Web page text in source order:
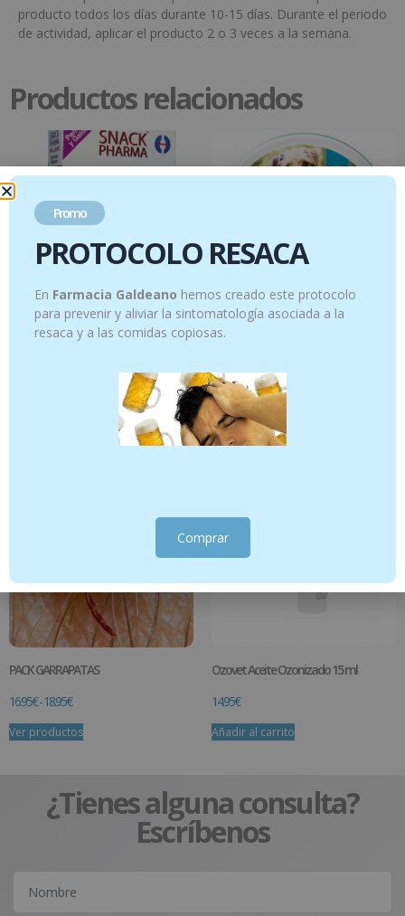
producto todos los días durante 10-15 días. Durante el periodo
de actividad, aplicar el producto 2 o 3 veces a la semana.
Productos relacionados
Joint snack Articulaciones 30 uds
Seresto Collar Antiparasitario para
44.95€
Añadir al carrito
PACK GARRAPATAS
16.95€-18.95€
Ver productos
Ozovet Aceite Ozonizado 15 ml
14.95€
Añadir al carrito
¿Tienes alguna consulta?
Escríbenos
Promo
PROTOCOLO RESACA
En Farmacia Galdeano hemos creado este protocolo
para prevenir y aliviar la sintomatología asociada a la
resaca y a las comidas copiosas.
Comprar